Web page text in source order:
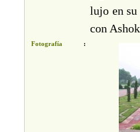
lujo en su
con
Fotografía :